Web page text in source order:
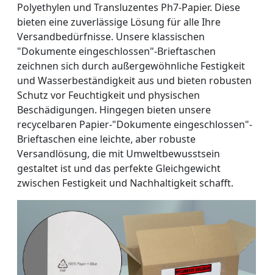
Polyethylen und Transluzentes Ph7-Papier. Diese
bieten eine zuverlässige Lösung für alle Ihre
Versandbedürfnisse. Unsere klassischen
"Dokumente eingeschlossen"-Brieftaschen
zeichnen sich durch außergewöhnliche Festigkeit
und Wasserbeständigkeit aus und bieten robusten
Schutz vor Feuchtigkeit und physischen
Beschädigungen. Hingegen bieten unsere
recycelbaren Papier-"Dokumente eingeschlossen"-
Brieftaschen eine leichte, aber robuste
Versandlösung, die mit Umweltbewusstsein
gestaltet ist und das perfekte Gleichgewicht
zwischen Festigkeit und Nachhaltigkeit schafft.